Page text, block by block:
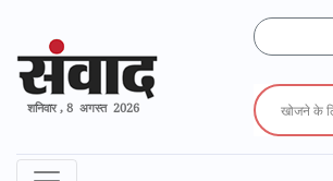
शनिवार , 8 अगस्त 2026